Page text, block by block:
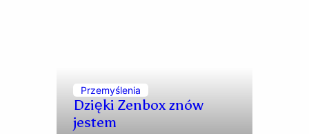
Przemyślenia
Dzięki Zenbox znów
jestem